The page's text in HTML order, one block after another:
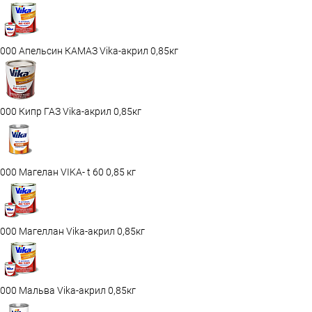
000 Апельсин КАМАЗ Vika-акрил 0,85кг
000 Кипр ГАЗ Vika-акрил 0,85кг
000 Магелан VIKA- t 60 0,85 кг
000 Магеллан Vika-акрил 0,85кг
000 Мальва Vika-акрил 0,85кг